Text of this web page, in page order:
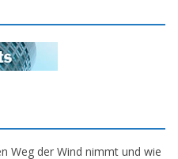
Weg der Wind nimmt und wie